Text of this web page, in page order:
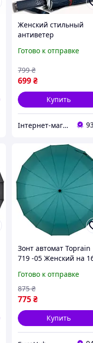
Женский стильный
антиветер
автомат прочный от
антишторм складной
на 16 спиц синий
Готово к отправке
699₴
799 ₴
Купить
Інтернет-магазин Твій Вибір
Зонт автомат Toprain
719 -05 Женский на
104 см Бирюза
Готово к отправке
775₴
875 ₴
Купить